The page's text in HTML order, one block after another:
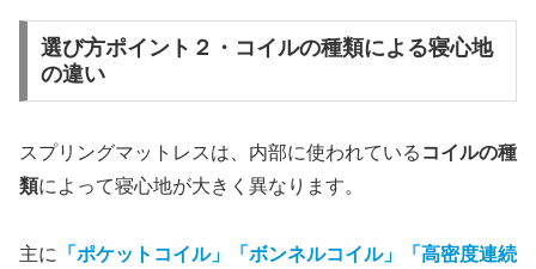
選び方ポイント２・コイルの種類による寝心地
の違い
スプリングマットレスは、内部に使われている コイルの種
類によって寝心地が大きく異なります。
主に
「ポケットコイル」「ボンネルコイル」「高密度連続